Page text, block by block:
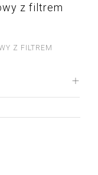
z filtrem
Z FILTREM